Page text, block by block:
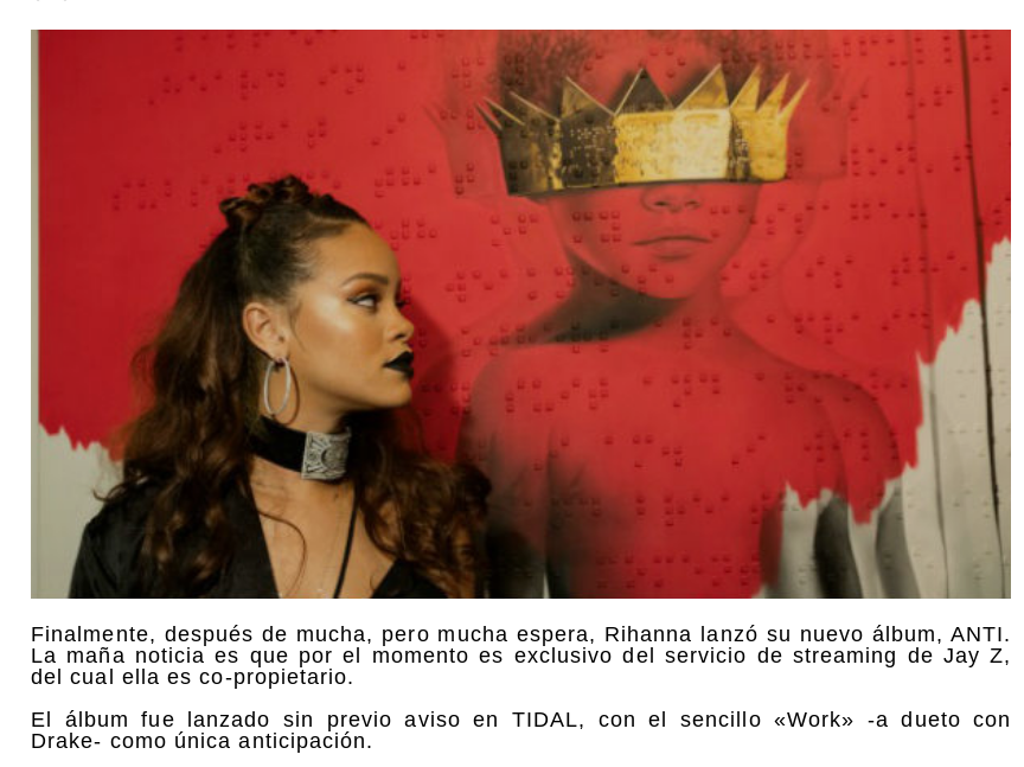
Finalmente, después de mucha, pero mucha espera, Rihanna lanzó su nuevo álbum, ANTI.
La maña noticia es que por el momento es exclusivo del servicio de streaming de Jay Z,
del cual ella es co-propietario.
El álbum fue lanzado sin previo aviso en TIDAL, con el sencillo «Work» -a dueto con
Drake- como única anticipación.